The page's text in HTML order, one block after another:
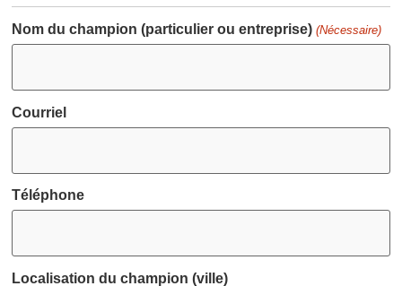
Nom du champion (particulier ou entreprise) (Nécessaire)
Courriel
Téléphone
Localisation du champion (ville)